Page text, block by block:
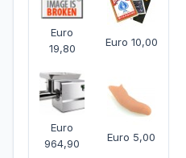
Euro
19,80
Euro 10,00
Euro
964,90
Euro 5,00